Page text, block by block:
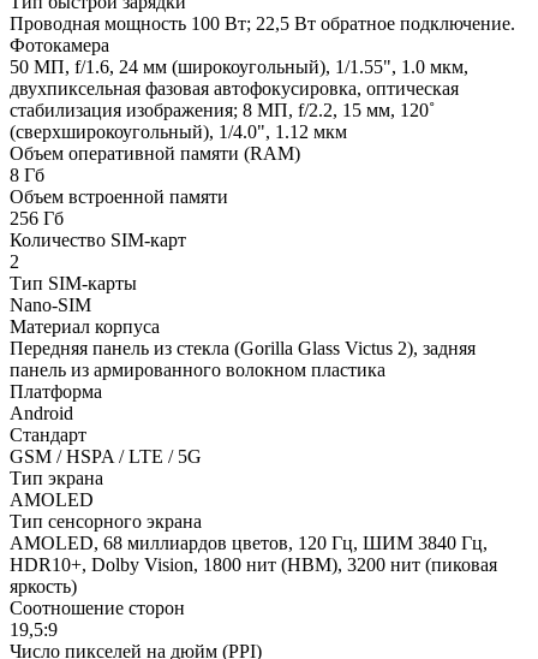
Проводная мощность 100 Вт; 22,5 Вт обратное подключение.
Фотокамера
50 МП, f/1.6, 24 мм (широкоугольный), 1/1.55", 1.0 мкм,
двухпиксельная фазовая автофокусировка, оптическая
стабилизация изображения; 8 МП, f/2.2, 15 мм, 120˚
(сверхширокоугольный), 1/4.0", 1.12 мкм
Объем оперативной памяти (RAM)
8 Гб
Объем встроенной памяти
256 Гб
Количество SIM-карт
2
Тип SIM-карты
Nano-SIM
Материал корпуса
Передняя панель из стекла (Gorilla Glass Victus 2), задняя
панель из армированного волокном пластика
Платформа
Android
Стандарт
GSM / HSPA / LTE / 5G
Тип экрана
AMOLED
Тип сенсорного экрана
AMOLED, 68 миллиардов цветов, 120 Гц, ШИМ 3840 Гц,
HDR10+, Dolby Vision, 1800 нит (HBM), 3200 нит (пиковая
яркость)
Соотношение сторон
19,5:9
Число пикселей на дюйм (PPI)